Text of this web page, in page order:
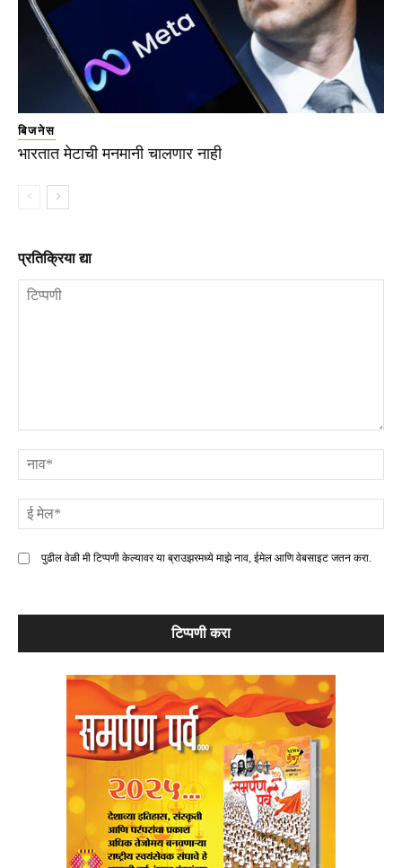
बिजनेस
भारतात मेटाची मनमानी चालणार नाही
प्रतिक्रिया द्या
पुढील वेळी मी टिप्पणी केल्यावर या ब्राउझरमध्ये माझे नाव, ईमेल आणि वेबसाइट जतन करा.